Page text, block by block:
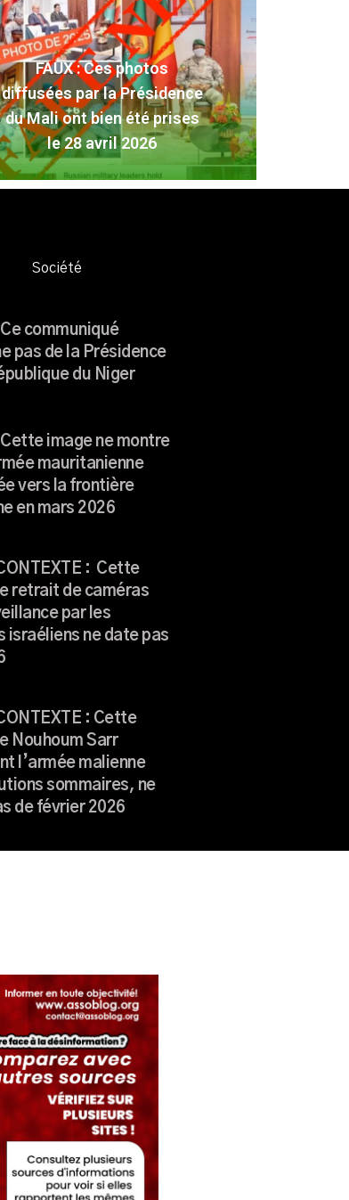
FAUX : Ces photos
diffusées par la Présidence
du Mali ont bien été prises
le 28 avril 2026
Société
Ce communiqué
pas de la Présidence
du Niger
Cette image ne montre
mauritanienne
vers la frontière
en mars 2026
: Cette
retrait de caméras
par les
israéliens ne date pas
: Cette
Nouhoum Sarr
l’armée malienne
sommaires, ne
de février 2026